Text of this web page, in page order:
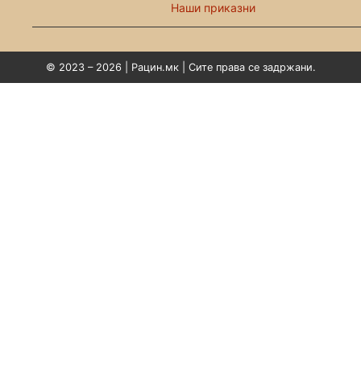
Наши приказни
© 2023 – 2026 | Рацин.мк | Сите права се задржани.